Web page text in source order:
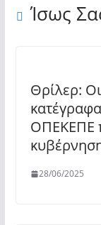
Ίσως
Θρίλερ:
ΟΠΕΚΕΠΕ
28/06/2025